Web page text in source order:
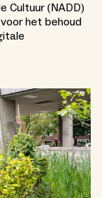
Cultuur (NADD)
het behoud